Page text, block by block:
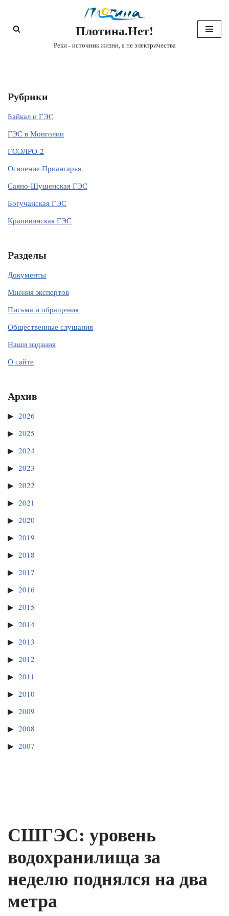
Перейти
Плотина.Нет!
Реки - источник жизни, а не электричества
Рубрики
Байкал и ГЭС
ГЭС в Монголии
ГОЭЛРО-2
Освоение Приангарья
Саяно-Шушенская ГЭС
Богучанская ГЭС
Крапивинская ГЭС
Разделы
Документы
Мнения экспертов
Письма и обращения
Общественные слушания
Наши издания
О сайте
Архив
2026
2025
2024
2023
2022
2021
2020
2019
2018
2017
2016
2015
2014
2013
2012
2011
2010
2009
2008
2007
СШГЭС: уровень
водохранилища за
неделю поднялся на два
метра